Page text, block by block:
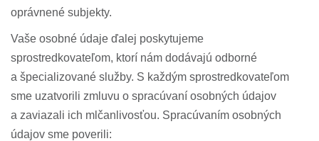
oprávnené subjekty.
Vaše osobné údaje ďalej poskytujeme
sprostredkovateľom, ktorí nám dodávajú odborné
a špecializované služby. S každým sprostredkovateľom
sme uzatvorili zmluvu o spracúvaní osobných údajov
a zaviazali ich mlčanlivosťou. Spracúvaním osobných
údajov sme poverili: